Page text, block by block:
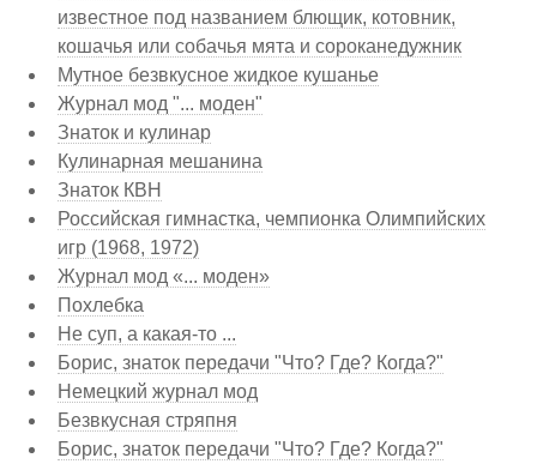
известное под названием блющик, котовник,
кошачья или собачья мята и сороканедужник
Мутное безвкусное жидкое кушанье
Журнал мод "... моден"
Знаток и кулинар
Кулинарная мешанина
Знаток КВН
Российская гимнастка, чемпионка Олимпийских
игр (1968, 1972)
Журнал мод «... моден»
Похлебка
Не суп, а какая-то ...
Борис, знаток передачи "Что? Где? Когда?"
Немецкий журнал мод
Безвкусная стряпня
Борис, знаток передачи "Что? Где? Когда?"